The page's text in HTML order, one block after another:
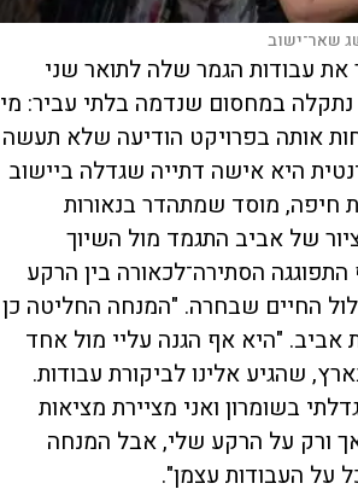
שאר־ישוב
את עבודות הגמר שלה לתואר שני
במחסום שנדמה בלתי עביר: מי
אותה בפרויקט הודיעה שלא תעשה
היא אישה דתייה שגדלה ביישוב
חיפה, מוסד שמתהדר בנאורות
של אביב התגמד מול השיוך
התפוגגה הסתירה־לכאורה בין הרקע
החיים שבחרה. "המנחה החליטה כן
אביב. "היא אף הגנה עליי מול אחד
שהגיע אלינו לביקורת עבודות.
בשומרון ואני מציירת מציאות
ורק על הרקע שלי, אבל המנחה
על העבודות עצמן".